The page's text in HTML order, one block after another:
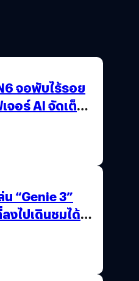
จอพับไร้รอย
จอร์ AI จัดเต็ม
“Genie 3”
งไปเดินชมได้